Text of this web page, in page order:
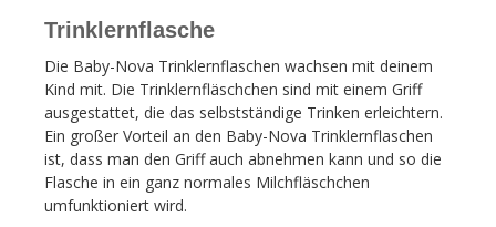
Trinklernflasche
Die Baby-Nova Trinklernflaschen wachsen mit deinem
Kind mit. Die Trinklernfläschchen sind mit einem Griff
ausgestattet, die das selbstständige Trinken erleichtern.
Ein großer Vorteil an den Baby-Nova Trinklernflaschen
ist, dass man den Griff auch abnehmen kann und so die
Flasche in ein ganz normales Milchfläschchen
umfunktioniert wird.